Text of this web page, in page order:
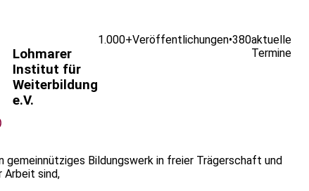
Lohmarer
Institut für
Weiterbildung
e.V.
1.000+Veröffentlichungen•380aktuelle
Termine
gemeinnütziges Bildungswerk in freier Trägerschaft und
Arbeit sind,